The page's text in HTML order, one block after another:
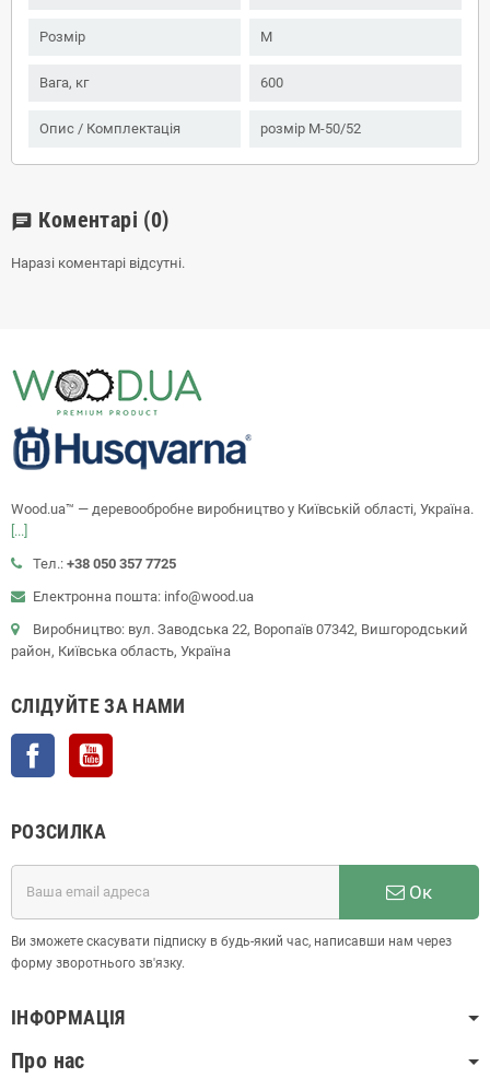
Розмір M
Вага, кг 600
Опис / Комплектація розмір M-50/52
chat Коментарі (0)
Наразі коментарі відсутні.
Wood.ua™ — деревообробне виробництво у Київській області, Україна.
[...]
Тел.: +38 050 357 7725
Електронна пошта: info@wood.ua
Виробництво: вул. Заводська 22, Воропаїв 07342, Вишгородський
район, Київська область, Україна
СЛІДУЙТЕ ЗА НАМИ
Facebook
РОЗСИЛКА
Ок
Ви зможете скасувати підписку в будь-який час, написавши нам через
форму зворотнього зв'язку.
ІНФОРМАЦІЯ
Про нас